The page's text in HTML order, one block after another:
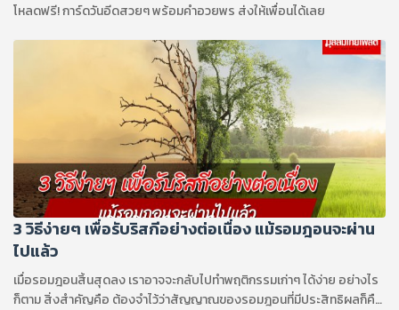
โหลดฟรี! การ์ดวันอีดสวยๆ พร้อมคำอวยพร ส่งให้เพื่อนได้เลย
3 วิธีง่ายๆ เพื่อรับริสกีอย่างต่อเนื่อง แม้รอมฎอนจะผ่าน
ไปแล้ว
เมื่อรอมฎอนสิ้นสุดลง เราอาจจะกลับไปทำพฤติกรรมเก่าๆ ได้ง่าย อย่างไร
ก็ตาม สิ่งสำคัญคือ ต้องจำไว้ว่าสัญญาณของรอมฎอนที่มีประสิทธิผลก็คือ